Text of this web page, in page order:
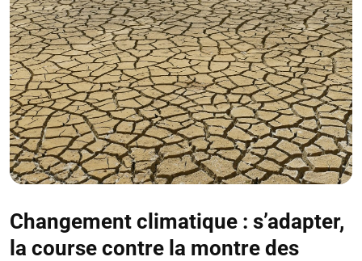
Changement climatique : s’adapter,
la course contre la montre des